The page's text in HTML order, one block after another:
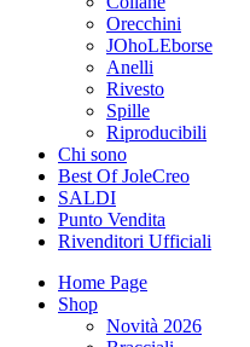
Orecchini
JOhoLEborse
Anelli
Rivesto
Spille
Riproducibili
Chi sono
Best Of JoleCreo
SALDI
Punto Vendita
Rivenditori Ufficiali
Home Page
Shop
Novità 2026